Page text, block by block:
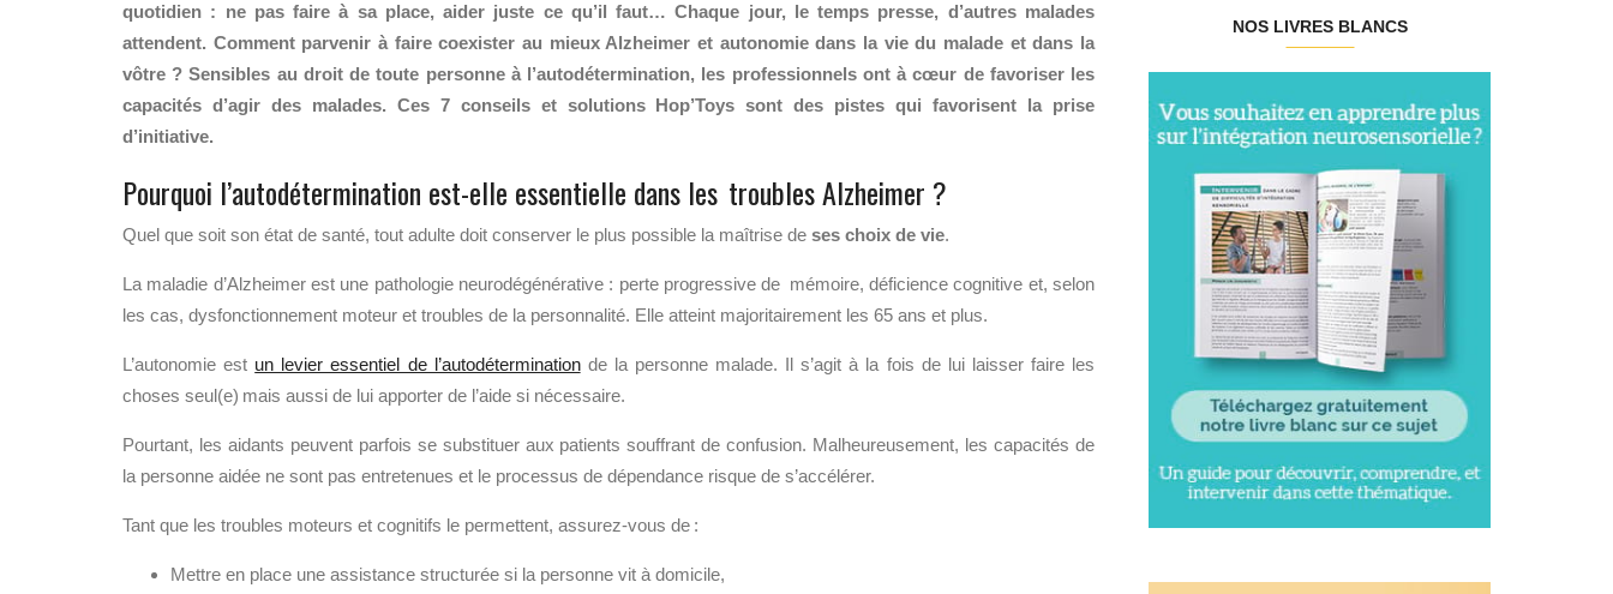
quotidien : ne pas faire à sa place, aider juste ce qu’il faut… Chaque jour, le temps presse, d’autres malades
attendent. Comment parvenir à faire coexister au mieux Alzheimer et autonomie dans la vie du malade et dans la
vôtre ? Sensibles au droit de toute personne à l’autodétermination, les professionnels ont à cœur de favoriser les
capacités d’agir des malades. Ces 7 conseils et solutions Hop’Toys sont des pistes qui favorisent la prise
d’initiative.
Pourquoi l’autodétermination est-elle essentielle dans les troubles Alzheimer ?
Quel que soit son état de santé, tout adulte doit conserver le plus possible la maîtrise de ses choix de vie.
La maladie d’Alzheimer est une pathologie neurodégénérative : perte progressive de mémoire, déficience cognitive et, selon
les cas, dysfonctionnement moteur et troubles de la personnalité. Elle atteint majoritairement les 65 ans et plus.
L’autonomie est un levier essentiel de l’autodéterminationde la personne malade. Il s’agit à la fois de lui laisser faire les
choses seul(e) mais aussi de lui apporter de l’aide si nécessaire.
Pourtant, les aidants peuvent parfois se substituer aux patients souffrant de confusion. Malheureusement, les capacités de
la personne aidée ne sont pas entretenues et le processus de dépendance risque de s’accélérer.
Tant que les troubles moteurs et cognitifs le permettent, assurez-vous de :
Mettre en place une assistance structurée si la personne vit à domicile,
NOS LIVRES BLANCS